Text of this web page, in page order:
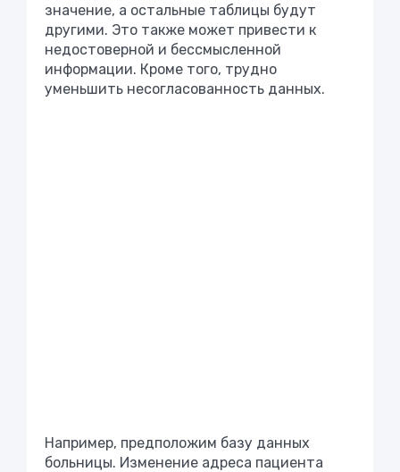
значение, а остальные таблицы будут
другими. Это также может привести к
недостоверной и бессмысленной
информации. Кроме того, трудно
уменьшить несогласованность данных.
Например, предположим базу данных
больницы. Изменение адреса пациента